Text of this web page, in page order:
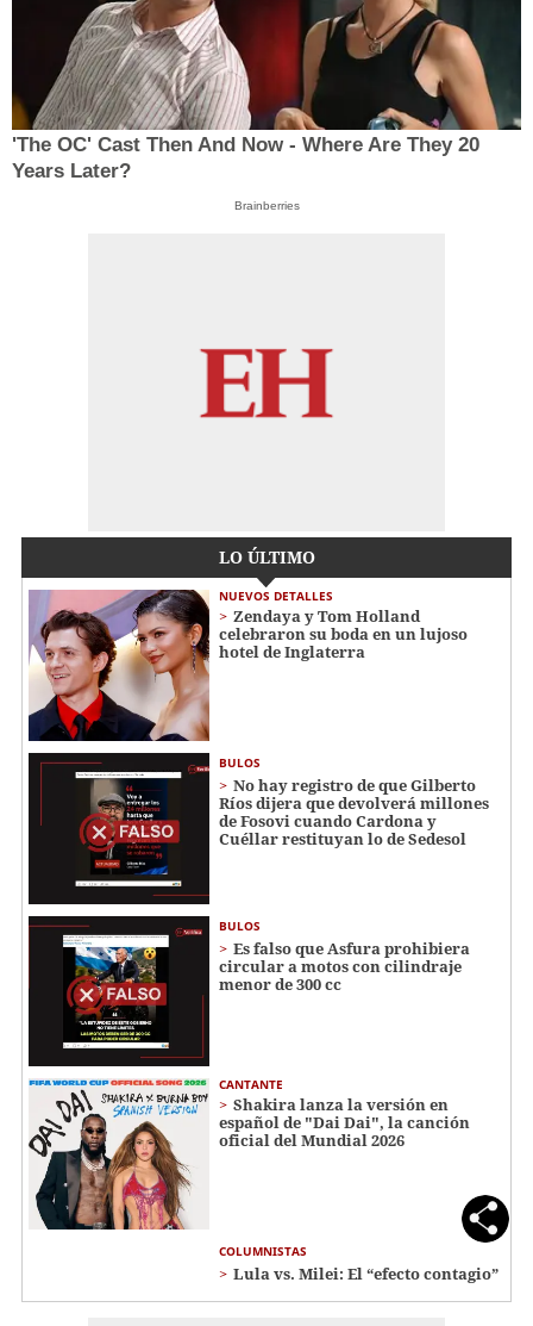
'The OC' Cast Then And Now - Where Are They 20
Years Later?
Brainberries
LO ÚLTIMO
NUEVOS DETALLES
Zendaya y Tom Holland
celebraron su boda en un lujoso
hotel de Inglaterra
BULOS
No hay registro de que Gilberto
Ríos dijera que devolverá millones
de Fosovi cuando Cardona y
Cuéllar restituyan lo de Sedesol
BULOS
Es falso que Asfura prohibiera
circular a motos con cilindraje
menor de 300 cc
CANTANTE
Shakira lanza la versión en
español de "Dai Dai", la canción
oficial del Mundial 2026
COLUMNISTAS
Lula vs. Milei: El “efecto contagio”